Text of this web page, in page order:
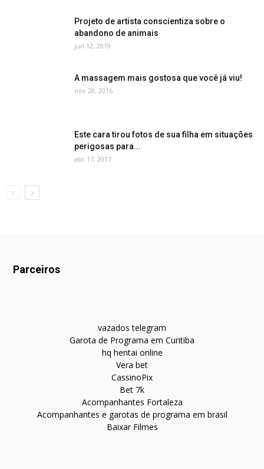
Projeto de artista conscientiza sobre o
abandono de animais
jun 12, 2019
A massagem mais gostosa que você já viu!
nov 28, 2016
Este cara tirou fotos de sua filha em situações
perigosas para...
abr 17, 2017
Parceiros
vazados telegram
Garota de Programa em Curitiba
hq hentai online
Vera bet
CassinoPix
Bet 7k
Acompanhantes Fortaleza
Acompanhantes e garotas de programa em brasil
Baixar Filmes